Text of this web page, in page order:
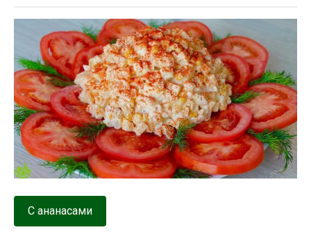
С ананасами